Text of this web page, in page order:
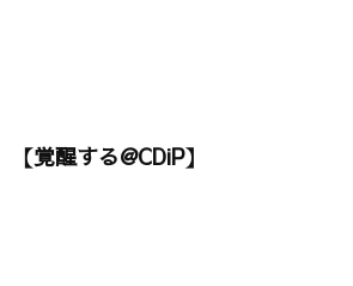
【覚醒する@CDiP】